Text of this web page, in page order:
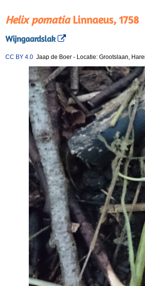
Helix pomatiaLinnaeus, 1758
Wijngaardslak
CC BY 4.0 Jaap de Boer - Locatie: Grootslaan,